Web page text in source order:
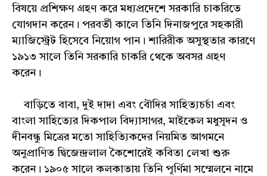
বিষয়ে প্রশিক্ষণ গ্রহণ করে মধ্যপ্রদেশে সরকারি চাকরিতে
যোগদান করেন। পরবর্তী কালে তিনি দিনাজপুরে সহকারী
ম্যাজিস্ট্রেট হিসেবে নিয়োগ পান। শারিরীক অসুস্থতার কারণে
১৯১৩ সালে তিনি সরকারি চাকরি থেকে অবসর গ্রহণ
করেন।
বাড়িতে বাবা, দুই দাদা এবং বৌদির সাহিত্যচর্চা এবং
বাংলা সাহিত্যের দিকপাল বিদ্যাসাগর, মাইকেল মধুসূদন ও
দীনবন্ধু মিত্রের মতো সাহিত্যিকদের নিয়মিত আগমনে
অনুপ্রাণিত দ্বিজেন্দ্রলাল কৈশোরেই কবিতা লেখা শুরু
করেন। ১৯০৫ সালে কলকাতায় তিনি পূর্ণিমা সম্মেলনে নামে